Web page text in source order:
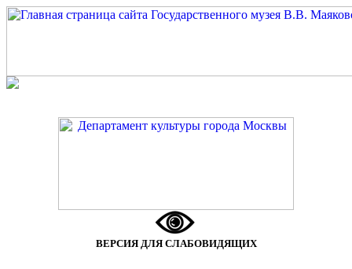
ВЕРСИЯ ДЛЯ СЛАБОВИДЯЩИХ